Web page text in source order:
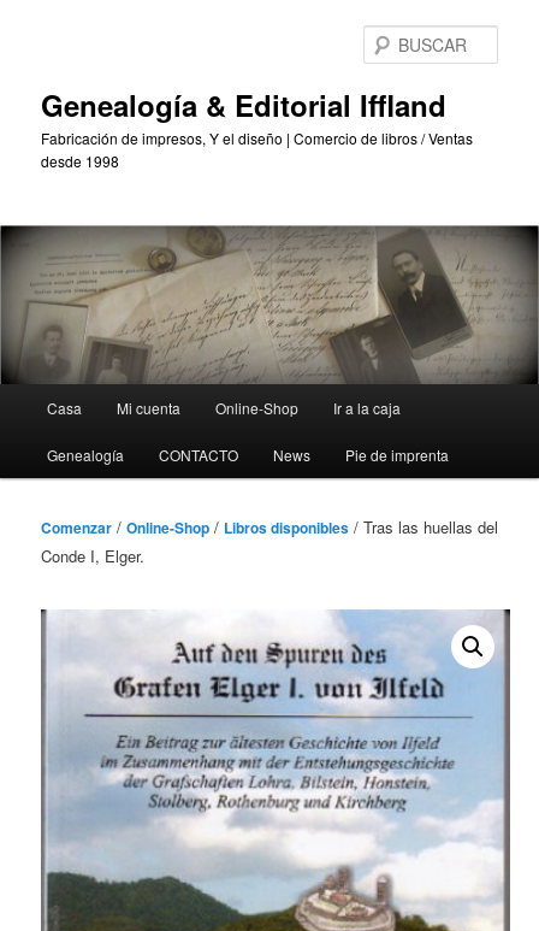
Genealogía & Editorial Iffland
Fabricación de impresos, Y el diseño | Comercio de libros / Ventas
desde 1998
Casa Mi cuenta Online-Shop Ir a la caja
Genealogía CONTACTO News Pie de imprenta
Comenzar /Online-Shop / Libros disponibles / Tras las huellas del
Conde I, Elger.